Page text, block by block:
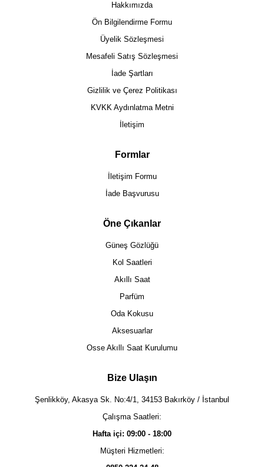
Hakkımızda
Ön Bilgilendirme Formu
Üyelik Sözleşmesi
Mesafeli Satış Sözleşmesi
İade Şartları
Gizlilik ve Çerez Politikası
KVKK Aydınlatma Metni
İletişim
Formlar
İletişim Formu
İade Başvurusu
Öne Çıkanlar
Güneş Gözlüğü
Kol Saatleri
Akıllı Saat
Parfüm
Oda Kokusu
Aksesuarlar
Osse Akıllı Saat Kurulumu
Bize Ulaşın
Şenlikköy, Akasya Sk. No:4/1, 34153 Bakırköy / İstanbul
Çalışma Saatleri:
Hafta içi: 09:00 - 18:00
Müşteri Hizmetleri: